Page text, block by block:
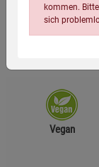
Vegan
kommen.
sich